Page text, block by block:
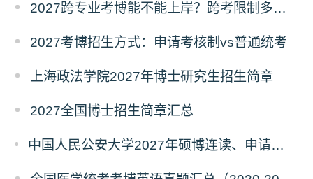
2027跨专业考博能不能上岸？跨考限制多不多？
2027考博招生方式：申请考核制vs普通统考
上海政法学院2027年博士研究生招生简章
2027全国博士招生简章汇总
中国人民公安大学2027年硕博连读、申请考核、本科直博博士研究生招生报名事宜的通知